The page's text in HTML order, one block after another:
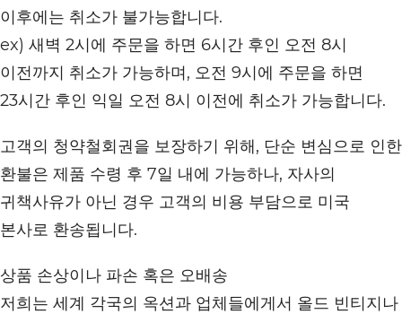
이후에는 취소가 불가능합니다.
ex) 새벽 2시에 주문을 하면 6시간 후인 오전 8시
이전까지 취소가 가능하며, 오전 9시에 주문을 하면
23시간 후인 익일 오전 8시 이전에 취소가 가능합니다.
고객의 청약철회권을 보장하기 위해, 단순 변심으로 인한
환불은 제품 수령 후 7일 내에 가능하나, 자사의
귀책사유가 아닌 경우 고객의 비용 부담으로 미국
본사로 환송됩니다.
상품 손상이나 파손 혹은 오배송
저희는 세계 각국의 옥션과 업체들에게서 올드 빈티지나